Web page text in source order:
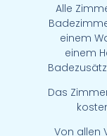
Alle
einem
einem
Das
Von allen